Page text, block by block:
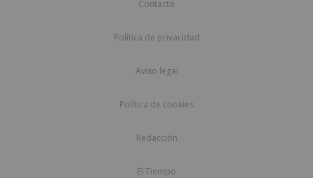
Contacto
Política de privacidad
Aviso legal
Política de cookies
Redacción
El Tiempo